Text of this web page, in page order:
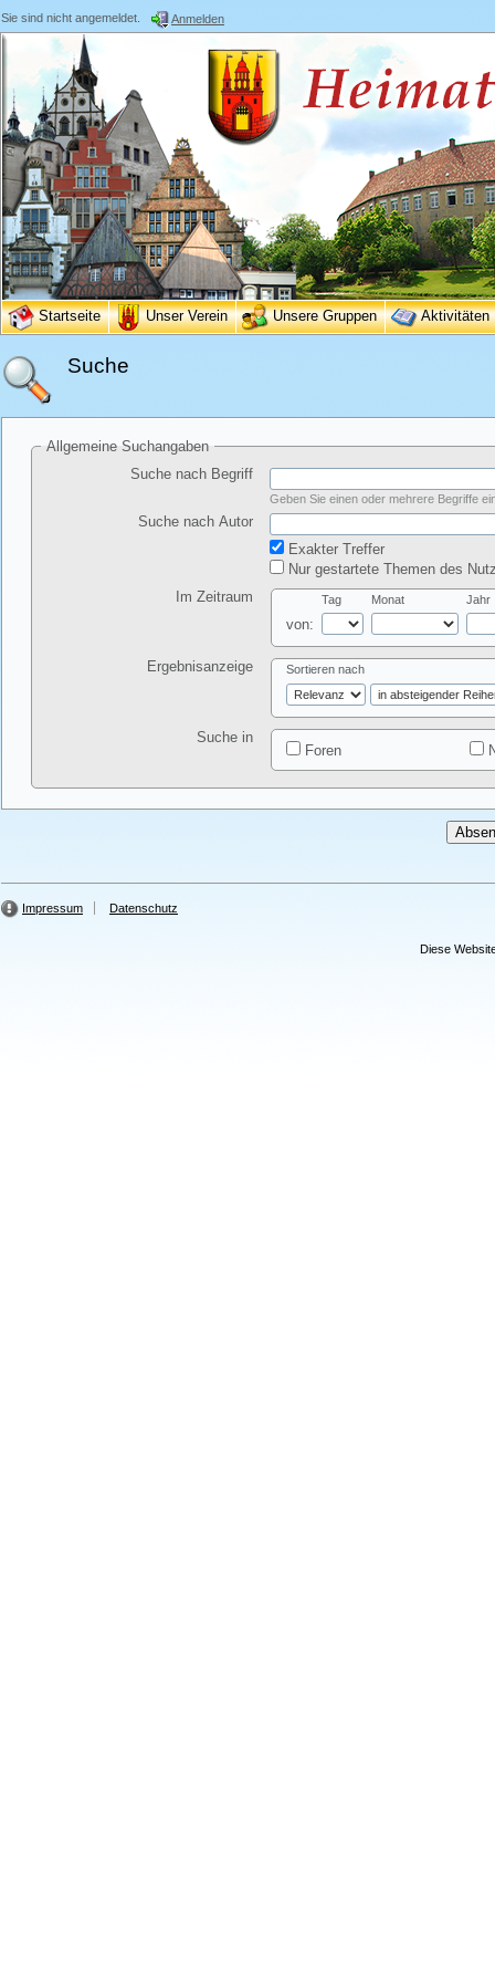
Sie sind nicht angemeldet. Anmelden
Startseite Unser Verein Unsere Gruppen Aktivitäten
Suche
Allgemeine Suchangaben
Suche nach Begriff
Geben Sie einen oder mehrere Begriffe
Suche nach Autor
Exakter Treffer
Nur gestartete Themen des
Im Zeitraum
von:
Tag Monat Jahr
Ergebnisanzeige Sortieren nach
Suche in
Foren
Impressum Datenschutz
Diese